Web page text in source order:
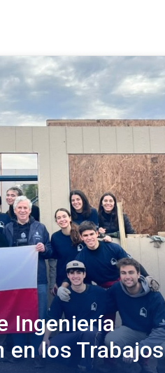
Ingeniería
en los Trabajos